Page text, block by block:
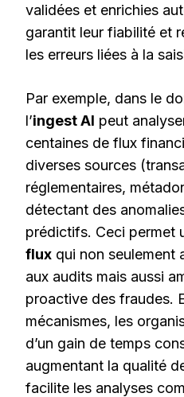
validées et enrichies
garantit leur fiabilité et
les erreurs liées à la
Par exemple, dans le
l’ingest AI peut
centaines de flux
diverses sources
réglementaires,
détectant des
prédictifs. Ceci permet
flux qui non seulement
aux audits mais aussi
proactive des fraudes.
mécanismes, les
d’un gain de temps
augmentant la qualité
facilite les analyses